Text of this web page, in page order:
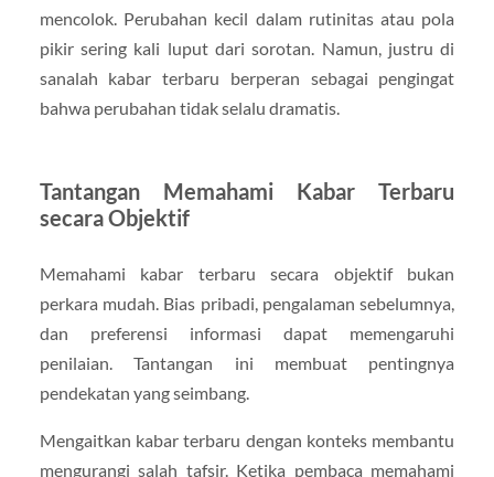
mencolok. Perubahan kecil dalam rutinitas atau pola
pikir sering kali luput dari sorotan. Namun, justru di
sanalah kabar terbaru berperan sebagai pengingat
bahwa perubahan tidak selalu dramatis.
Tantangan Memahami Kabar Terbaru
secara Objektif
Memahami kabar terbaru secara objektif bukan
perkara mudah. Bias pribadi, pengalaman sebelumnya,
dan preferensi informasi dapat memengaruhi
penilaian. Tantangan ini membuat pentingnya
pendekatan yang seimbang.
Mengaitkan kabar terbaru dengan konteks membantu
mengurangi salah tafsir. Ketika pembaca memahami